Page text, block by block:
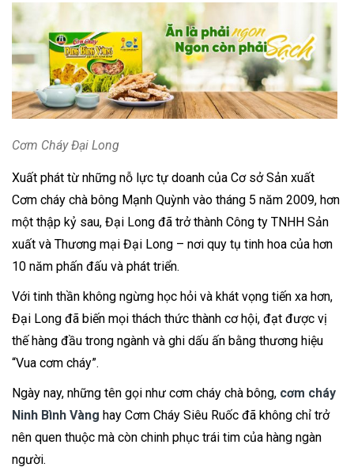
Cơm Cháy Đại Long
Xuất phát từ những nỗ lực tự doanh của Cơ sở Sản xuất
Cơm cháy chà bông Mạnh Quỳnh vào tháng 5 năm 2009, hơn
một thập kỷ sau, Đại Long đã trở thành Công ty TNHH Sản
xuất và Thương mại Đại Long – nơi quy tụ tinh hoa của hơn
10 năm phấn đấu và phát triển.
Với tinh thần không ngừng học hỏi và khát vọng tiến xa hơn,
Đại Long đã biến mọi thách thức thành cơ hội, đạt được vị
thế hàng đầu trong ngành và ghi dấu ấn bằng thương hiệu
“Vua cơm cháy”.
Ngày nay, những tên gọi như cơm cháy chà bông, cơm cháy
Ninh Bình Vàng hay Cơm Cháy Siêu Ruốc đã không chỉ trở
nên quen thuộc mà còn chinh phục trái tim của hàng ngàn
người.